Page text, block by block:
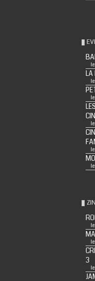
LA
3